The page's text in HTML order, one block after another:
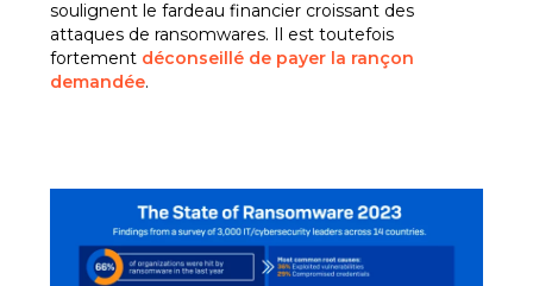
soulignent le fardeau financier croissant des
attaques de ransomwares. Il est toutefois
fortement déconseillé de payer la rançon
demandée.